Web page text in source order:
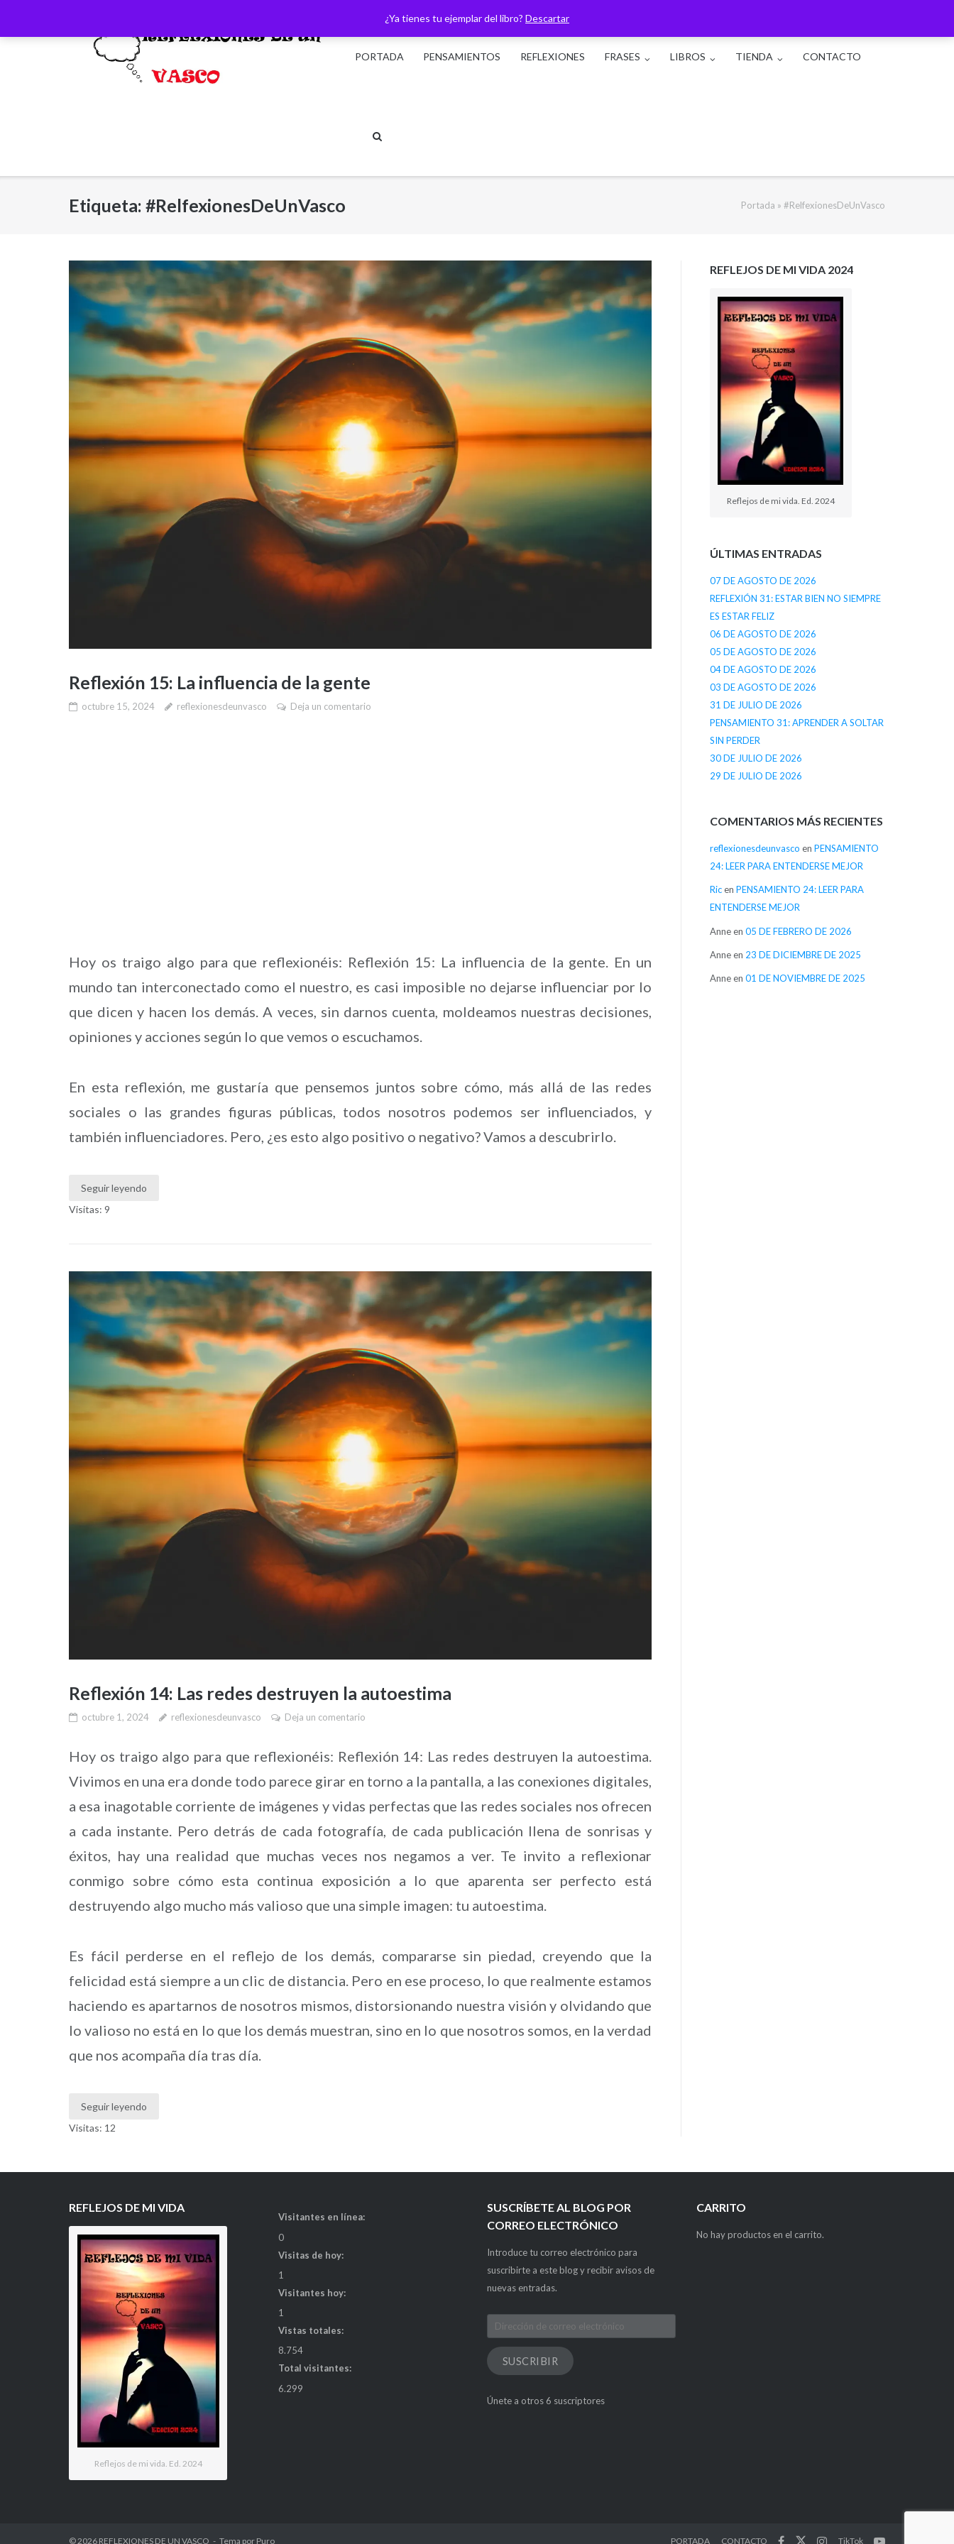
¿Ya tienes tu ejemplar del libro? Descartar
PORTADA
PENSAMIENTOS REFLEXIONES FRASES LIBROS TIENDA CONTACTO
Etiqueta: #RelfexionesDeUnVasco Portada » #RelfexionesDeUnVasco
Reflexión 15: La influencia de la gente
octubre 15, 2024 reflexionesdeunvasco Deja un comentario
Hoy os traigo algo para que reflexionéis: Reflexión 15: La influencia de la gente. En un
mundo tan interconectado como el nuestro, es casi imposible no dejarse influenciar por lo
que dicen y hacen los demás. A veces, sin darnos cuenta, moldeamos nuestras decisiones,
opiniones y acciones según lo que vemos o escuchamos.
En esta reflexión, me gustaría que pensemos juntos sobre cómo, más allá de las redes
sociales o las grandes figuras públicas, todos nosotros podemos ser influenciados, y
también influenciadores. Pero, ¿es esto algo positivo o negativo? Vamos a descubrirlo.
Seguir leyendo
Visitas: 9
Reflexión 14: Las redes destruyen la autoestima
octubre 1, 2024 reflexionesdeunvasco Deja un comentario
Hoy os traigo algo para que reflexionéis: Reflexión 14: Las redes destruyen la autoestima.
Vivimos en una era donde todo parece girar en torno a la pantalla, a las conexiones digitales,
a esa inagotable corriente de imágenes y vidas perfectas que las redes sociales nos ofrecen
a cada instante. Pero detrás de cada fotografía, de cada publicación llena de sonrisas y
éxitos, hay una realidad que muchas veces nos negamos a ver. Te invito a reflexionar
conmigo sobre cómo esta continua exposición a lo que aparenta ser perfecto está
destruyendo algo mucho más valioso que una simple imagen: tu autoestima.
Es fácil perderse en el reflejo de los demás, compararse sin piedad, creyendo que la
felicidad está siempre a un clic de distancia. Pero en ese proceso, lo que realmente estamos
haciendo es apartarnos de nosotros mismos, distorsionando nuestra visión y olvidando que
lo valioso no está en lo que los demás muestran, sino en lo que nosotros somos, en la verdad
que nos acompaña día tras día.
Seguir leyendo
Visitas: 12
REFLEJOS DE MI VIDA 2024
Reflejos de mi vida. Ed. 2024
ÚLTIMAS ENTRADAS
07 DE AGOSTO DE 2026
REFLEXIÓN 31: ESTAR BIEN NO SIEMPRE
ES ESTAR FELIZ
06 DE AGOSTO DE 2026
05 DE AGOSTO DE 2026
04 DE AGOSTO DE 2026
03 DE AGOSTO DE 2026
31 DE JULIO DE 2026
PENSAMIENTO 31: APRENDER A SOLTAR
SIN PERDER
30 DE JULIO DE 2026
29 DE JULIO DE 2026
COMENTARIOS MÁS RECIENTES
reflexionesdeunvasco en PENSAMIENTO
24: LEER PARA ENTENDERSE MEJOR
Ricen PENSAMIENTO 24: LEER PARA
ENTENDERSE MEJOR
Anneen 05 DE FEBRERO DE 2026
Anneen 23 DE DICIEMBRE DE 2025
Anneen 01 DE NOVIEMBRE DE 2025
REFLEJOS DE MI VIDA
Reflejos de mi vida. Ed. 2024
Visitantes en línea:
0
Visitas de hoy:
1
Visitantes hoy:
1
Vistas totales:
8.754
Total visitantes:
6.299
SUSCRÍBETE AL BLOG POR
CORREO ELECTRÓNICO
Introduce tu correo electrónico para
suscribirte a este blog y recibir avisos de
nuevas entradas.
Dirección
de
correo
electrónico
SUSCRIBIR
Únete a otros 6 suscriptores
CARRITO
No hay productos en el carrito.
© 2026 REFLEXIONES DE UN VASCO Tema por Puro PORTADA CONTACTO TikTok